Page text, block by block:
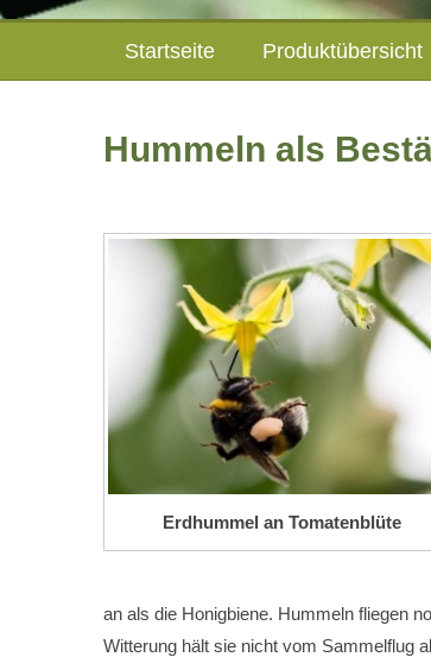
Startseite Produktübersicht
Hummeln als
Erdhummel an Tomatenblüte
an als die Honigbiene. Hummeln fliegen
Witterung hält sie nicht vom Sammelflug